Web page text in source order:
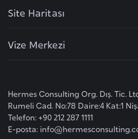
Site Haritası
Vize Merkezi
Hermes Consulting Org. Dış. Tic.
Rumeli Cad. No:78 Daire:4 Kat:1
Telefon: +90 212 287 1111
E-posta:
u
r
i
s
t